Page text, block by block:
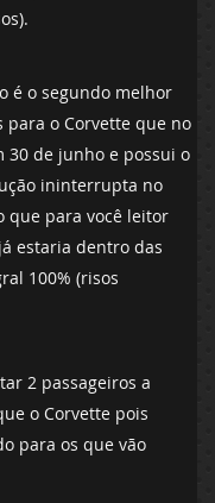
é o segundo melhor
o Corvette que no
30 de junho e possui o
ininterrupta no
que para você leitor
estaria dentro das
100% (risos
2 passageiros a
o Corvette pois
para os que vão